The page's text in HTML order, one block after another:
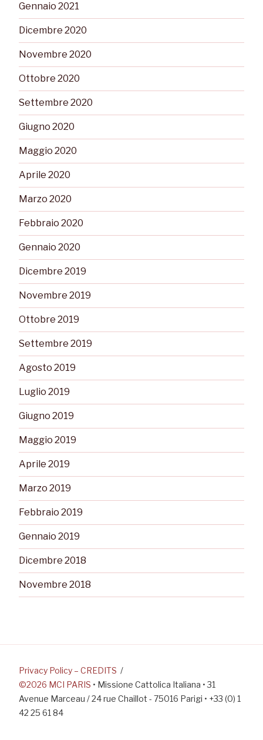
Gennaio 2021
Dicembre 2020
Novembre 2020
Ottobre 2020
Settembre 2020
Giugno 2020
Maggio 2020
Aprile 2020
Marzo 2020
Febbraio 2020
Gennaio 2020
Dicembre 2019
Novembre 2019
Ottobre 2019
Settembre 2019
Agosto 2019
Luglio 2019
Giugno 2019
Maggio 2019
Aprile 2019
Marzo 2019
Febbraio 2019
Gennaio 2019
Dicembre 2018
Novembre 2018
Privacy Policy – CREDITS
©2026 MCI PARIS • Missione Cattolica Italiana • 31
Avenue Marceau / 24 rue Chaillot - 75016 Parigi • +33 (0) 1
42 25 61 84